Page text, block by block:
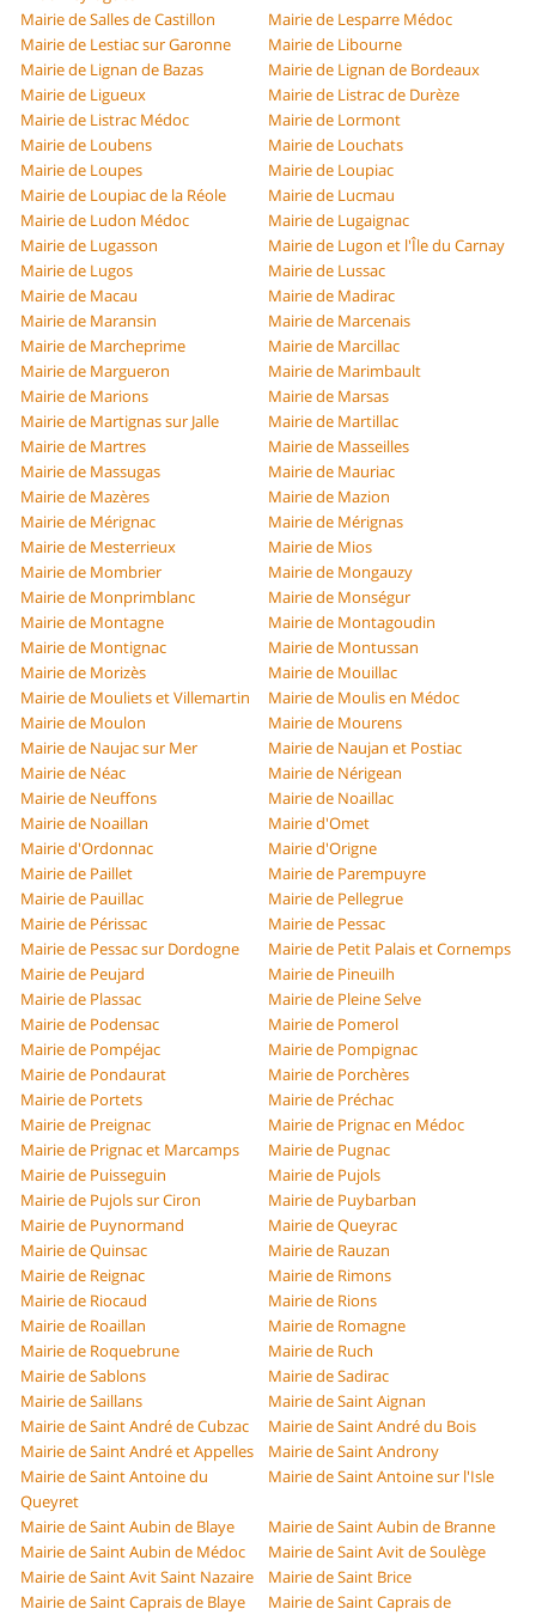
Mairie de Salles de Castillon
Mairie de Lesparre Médoc
Mairie de Lestiac sur Garonne
Mairie de Libourne
Mairie de Lignan de Bazas
Mairie de Lignan de Bordeaux
Mairie de Ligueux
Mairie de Listrac de Durèze
Mairie de Listrac Médoc
Mairie de Lormont
Mairie de Loubens
Mairie de Louchats
Mairie de Loupes
Mairie de Loupiac
Mairie de Loupiac de la Réole
Mairie de Lucmau
Mairie de Ludon Médoc
Mairie de Lugaignac
Mairie de Lugasson
Mairie de Lugon et l'Île du Carnay
Mairie de Lugos
Mairie de Lussac
Mairie de Macau
Mairie de Madirac
Mairie de Maransin
Mairie de Marcenais
Mairie de Marcheprime
Mairie de Marcillac
Mairie de Margueron
Mairie de Marimbault
Mairie de Marions
Mairie de Marsas
Mairie de Martignas sur Jalle
Mairie de Martillac
Mairie de Martres
Mairie de Masseilles
Mairie de Massugas
Mairie de Mauriac
Mairie de Mazères
Mairie de Mazion
Mairie de Mérignac
Mairie de Mérignas
Mairie de Mesterrieux
Mairie de Mios
Mairie de Mombrier
Mairie de Mongauzy
Mairie de Monprimblanc
Mairie de Monségur
Mairie de Montagne
Mairie de Montagoudin
Mairie de Montignac
Mairie de Montussan
Mairie de Morizès
Mairie de Mouillac
Mairie de Mouliets et Villemartin
Mairie de Moulis en Médoc
Mairie de Moulon
Mairie de Mourens
Mairie de Naujac sur Mer
Mairie de Naujan et Postiac
Mairie de Néac
Mairie de Nérigean
Mairie de Neuffons
Mairie de Noaillac
Mairie de Noaillan
Mairie d'Omet
Mairie d'Ordonnac
Mairie d'Origne
Mairie de Paillet
Mairie de Parempuyre
Mairie de Pauillac
Mairie de Pellegrue
Mairie de Périssac
Mairie de Pessac
Mairie de Pessac sur Dordogne
Mairie de Petit Palais et Cornemps
Mairie de Peujard
Mairie de Pineuilh
Mairie de Plassac
Mairie de Pleine Selve
Mairie de Podensac
Mairie de Pomerol
Mairie de Pompéjac
Mairie de Pompignac
Mairie de Pondaurat
Mairie de Porchères
Mairie de Portets
Mairie de Préchac
Mairie de Preignac
Mairie de Prignac en Médoc
Mairie de Prignac et Marcamps
Mairie de Pugnac
Mairie de Puisseguin
Mairie de Pujols
Mairie de Pujols sur Ciron
Mairie de Puybarban
Mairie de Puynormand
Mairie de Queyrac
Mairie de Quinsac
Mairie de Rauzan
Mairie de Reignac
Mairie de Rimons
Mairie de Riocaud
Mairie de Rions
Mairie de Roaillan
Mairie de Romagne
Mairie de Roquebrune
Mairie de Ruch
Mairie de Sablons
Mairie de Sadirac
Mairie de Saillans
Mairie de Saint Aignan
Mairie de Saint André de Cubzac
Mairie de Saint André du Bois
Mairie de Saint André et Appelles
Mairie de Saint Androny
Mairie de Saint Antoine du
Queyret
Mairie de Saint Antoine sur l'Isle
Mairie de Saint Aubin de Blaye
Mairie de Saint Aubin de Branne
Mairie de Saint Aubin de Médoc
Mairie de Saint Avit de Soulège
Mairie de Saint Avit Saint Nazaire
Mairie de Saint Brice
Mairie de Saint Caprais de Blaye
Mairie de Saint Caprais de